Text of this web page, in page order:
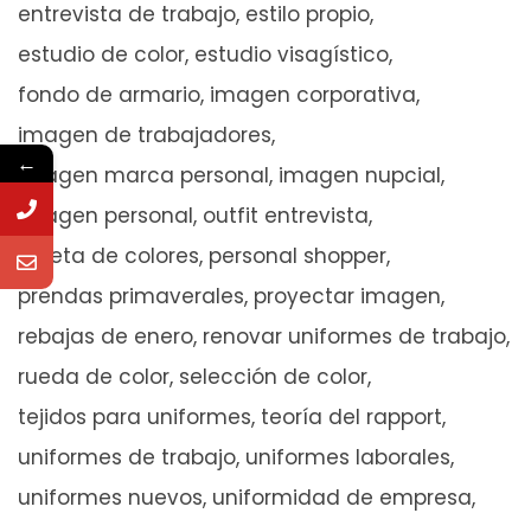
entrevista de trabajo estilo propio
estudio de color estudio visagístico
fondo de armario imagen corporativa
imagen de trabajadores
imagen marca personal imagen nupcial
imagen personal outfit entrevista
paleta de colores personal shopper
prendas primaverales proyectar imagen
rebajas de enero renovar uniformes de trabajo
rueda de color selección de color
tejidos para uniformes teoría del rapport
uniformes de trabajo uniformes laborales
uniformes nuevos uniformidad de empresa
←